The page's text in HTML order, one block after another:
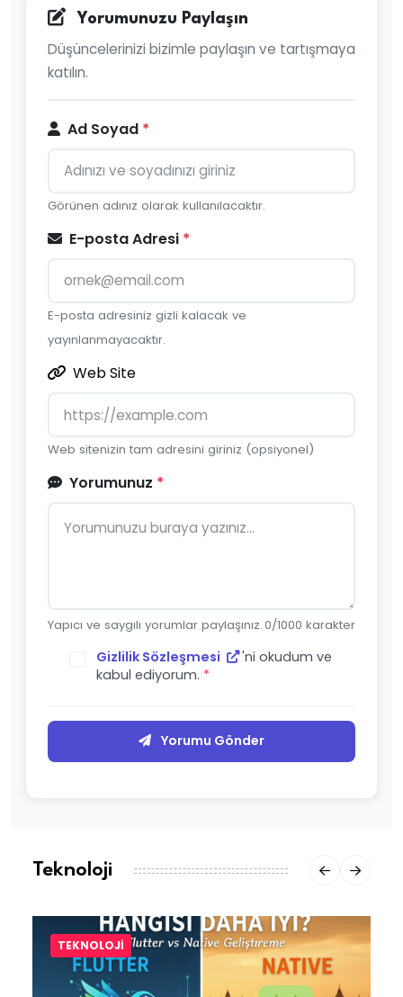
Yorumunuzu Paylaşın
Düşüncelerinizi bizimle paylaşın ve tartışmaya
katılın.
Ad Soyad *
Görünen adınız olarak kullanılacaktır.
E-posta Adresi *
E-posta adresiniz gizli kalacak ve
yayınlanmayacaktır.
Web Site
Web sitenizin tam adresini giriniz (opsiyonel)
Yorumunuz *
Yapıcı ve saygılı yorumlar paylaşınız.0/1000 karakter
Gizlilik Sözleşmesi
'ni okudum ve
kabul ediyorum. *
Yorumu Gönder
Teknoloji
TEKNOLOJI